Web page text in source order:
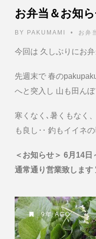
お弁当＆お知
BY PAKUMAMI • お弁
今回は 久しぶりにお
先週末で 春の
へと突入し 山も田ん
寒くなく､暑くもなく
も良し･･ 釣もイイネ
＜お知らせ＞ 6月14日
通常通り営業致します
9年 AGO